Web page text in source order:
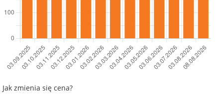
Jak zmienia się cena?